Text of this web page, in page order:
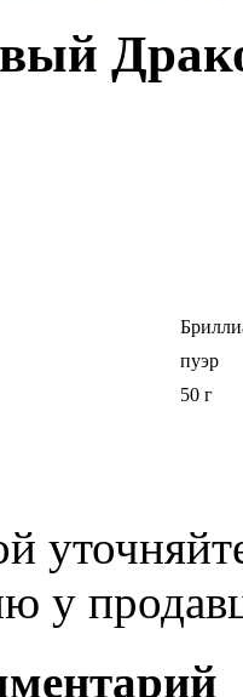
пуэр
50 г
у